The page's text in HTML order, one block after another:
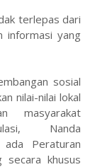
terlepas dari
informasi yang
sosial
nilai-nilai lokal
masyarakat
Nanda
Peraturan
secara khusus